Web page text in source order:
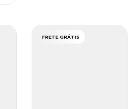
FRETE GRÁTIS